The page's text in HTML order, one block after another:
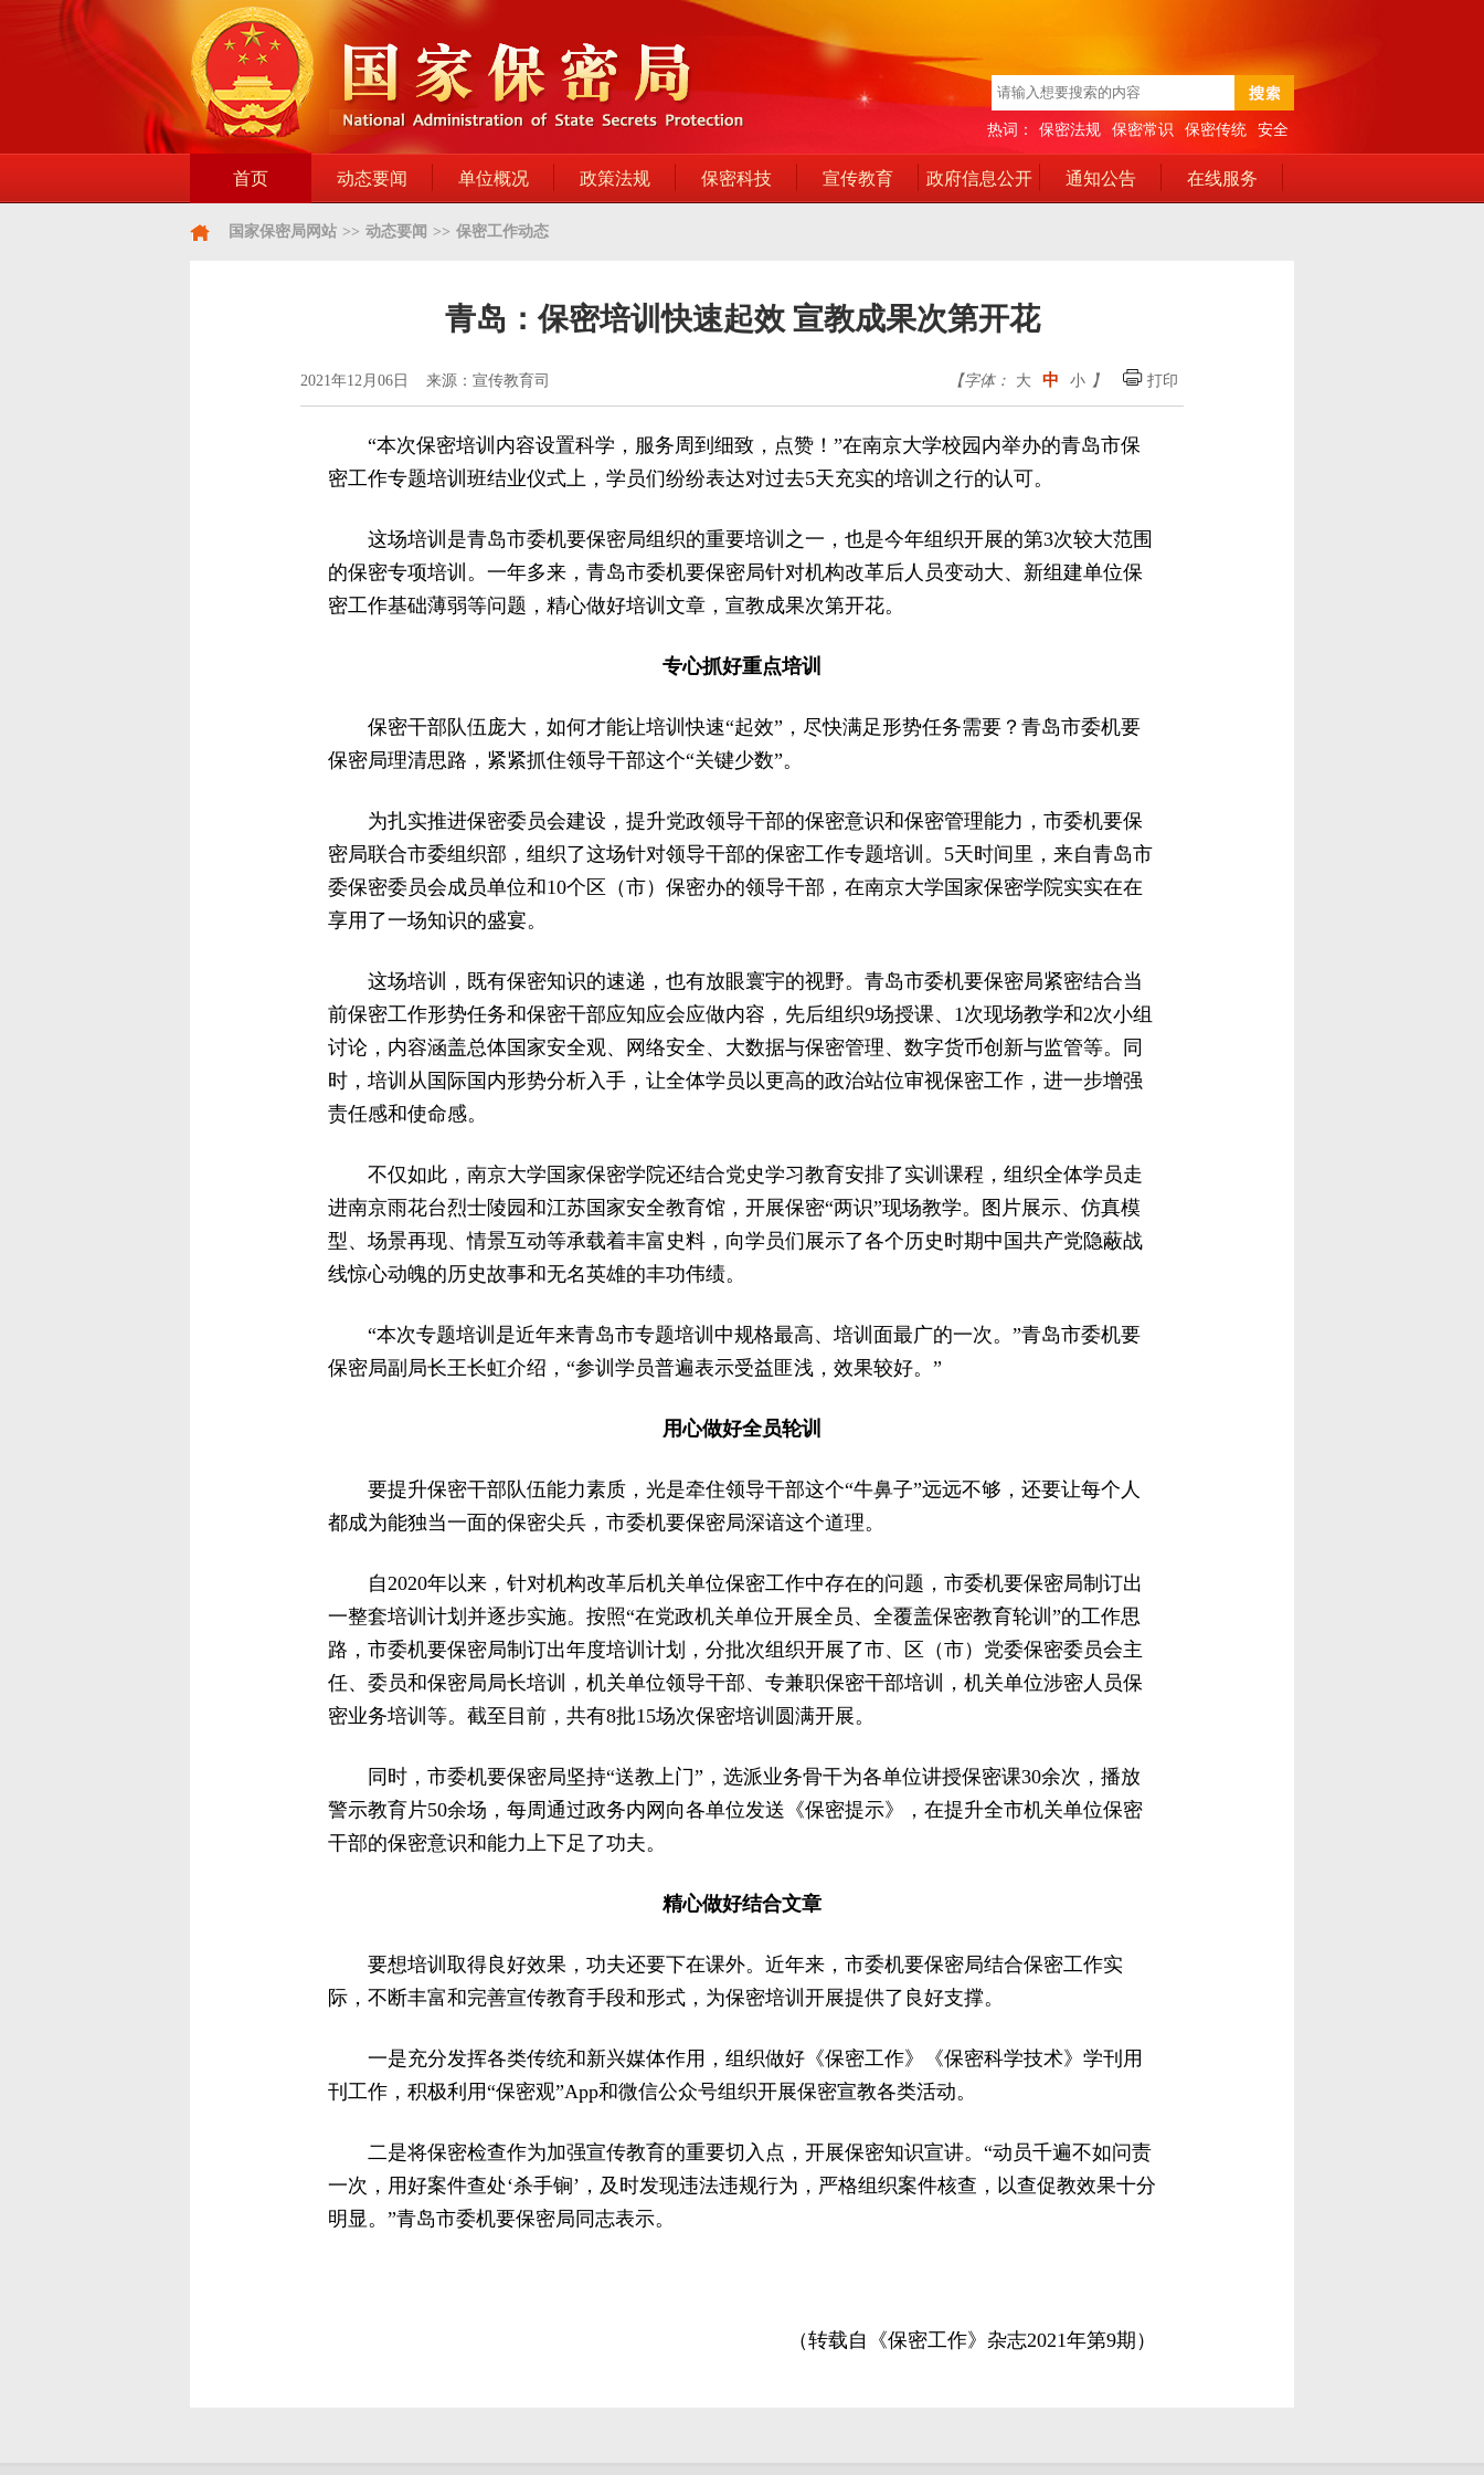
热词： 保密法规 保密常识 保密传统 安全
首页 动态要闻 单位概况 政策法规 保密科技 宣传教育 政府信息公开 通知公告 在线服务
国家保密局网站 >> 动态要闻 >> 保密工作动态
青岛：保密培训快速起效 宣教成果次第开花
2021年12月06日 来源：宣传教育司 【字体： 大 中 小 】 打印
“本次保密培训内容设置科学，服务周到细致，点赞！”在南京大学校园内举办的青岛市保
密工作专题培训班结业仪式上，学员们纷纷表达对过去5天充实的培训之行的认可。
这场培训是青岛市委机要保密局组织的重要培训之一，也是今年组织开展的第3次较大范围
的保密专项培训。一年多来，青岛市委机要保密局针对机构改革后人员变动大、新组建单位保
密工作基础薄弱等问题，精心做好培训文章，宣教成果次第开花。
专心抓好重点培训
保密干部队伍庞大，如何才能让培训快速“起效”，尽快满足形势任务需要？青岛市委机要
保密局理清思路，紧紧抓住领导干部这个“关键少数”。
为扎实推进保密委员会建设，提升党政领导干部的保密意识和保密管理能力，市委机要保
密局联合市委组织部，组织了这场针对领导干部的保密工作专题培训。5天时间里，来自青岛市
委保密委员会成员单位和10个区（市）保密办的领导干部，在南京大学国家保密学院实实在在
享用了一场知识的盛宴。
这场培训，既有保密知识的速递，也有放眼寰宇的视野。青岛市委机要保密局紧密结合当
前保密工作形势任务和保密干部应知应会应做内容，先后组织9场授课、1次现场教学和2次小组
讨论，内容涵盖总体国家安全观、网络安全、大数据与保密管理、数字货币创新与监管等。同
时，培训从国际国内形势分析入手，让全体学员以更高的政治站位审视保密工作，进一步增强
责任感和使命感。
不仅如此，南京大学国家保密学院还结合党史学习教育安排了实训课程，组织全体学员走
进南京雨花台烈士陵园和江苏国家安全教育馆，开展保密“两识”现场教学。图片展示、仿真模
型、场景再现、情景互动等承载着丰富史料，向学员们展示了各个历史时期中国共产党隐蔽战
线惊心动魄的历史故事和无名英雄的丰功伟绩。
“本次专题培训是近年来青岛市专题培训中规格最高、培训面最广的一次。”青岛市委机要
保密局副局长王长虹介绍，“参训学员普遍表示受益匪浅，效果较好。”
用心做好全员轮训
要提升保密干部队伍能力素质，光是牵住领导干部这个“牛鼻子”远远不够，还要让每个人
都成为能独当一面的保密尖兵，市委机要保密局深谙这个道理。
自2020年以来，针对机构改革后机关单位保密工作中存在的问题，市委机要保密局制订出
一整套培训计划并逐步实施。按照“在党政机关单位开展全员、全覆盖保密教育轮训”的工作思
路，市委机要保密局制订出年度培训计划，分批次组织开展了市、区（市）党委保密委员会主
任、委员和保密局局长培训，机关单位领导干部、专兼职保密干部培训，机关单位涉密人员保
密业务培训等。截至目前，共有8批15场次保密培训圆满开展。
同时，市委机要保密局坚持“送教上门”，选派业务骨干为各单位讲授保密课30余次，播放
警示教育片50余场，每周通过政务内网向各单位发送《保密提示》，在提升全市机关单位保密
干部的保密意识和能力上下足了功夫。
精心做好结合文章
要想培训取得良好效果，功夫还要下在课外。近年来，市委机要保密局结合保密工作实
际，不断丰富和完善宣传教育手段和形式，为保密培训开展提供了良好支撑。
一是充分发挥各类传统和新兴媒体作用，组织做好《保密工作》《保密科学技术》学刊用
刊工作，积极利用“保密观”App和微信公众号组织开展保密宣教各类活动。
二是将保密检查作为加强宣传教育的重要切入点，开展保密知识宣讲。“动员千遍不如问责
一次，用好案件查处‘杀手锏’，及时发现违法违规行为，严格组织案件核查，以查促教效果十分
明显。”青岛市委机要保密局同志表示。
（转载自《保密工作》杂志2021年第9期）